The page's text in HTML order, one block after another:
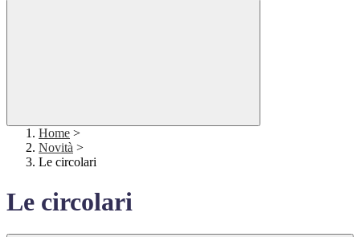
Home >
Novità >
Le circolari
Le circolari